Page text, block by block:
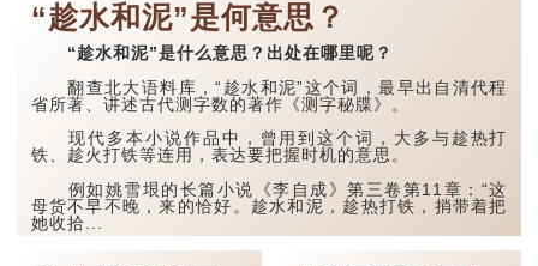
油炸食物的烹调手法。
“趁水和泥”是何意思？
“趁水和泥”是什么意思？出处在哪里呢？
翻查北大语料库，“趁水和泥”这个词，最早出自清代程
省所著、讲述古代测字数的著作《测字秘牒》。
现代多本小说作品中，曾用到这个词，大多与趁热打
铁、趁火打铁等连用，表达要把握时机的意思。
例如姚雪垠的长篇小说《李自成》第三卷第11章：“这
母货不早不晚，来的恰好。趁水和泥，趁热打铁，捎带着把
她收拾...